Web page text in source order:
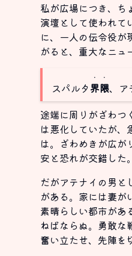
私が広場につき、ち
演壇として使われて
に、一人の伝令役が
がると、重大なニュ
スパルタ 界隈
・・
、ア
途端に周りがざわつ
は悪化していたが、
は。ざわめきが広が
安と恐れが交錯した。
だがアテナイの男と
がある。家には妻が
素晴らしい都市があ
ねばならぬ。勇敢な
奮い立たせ、先陣を